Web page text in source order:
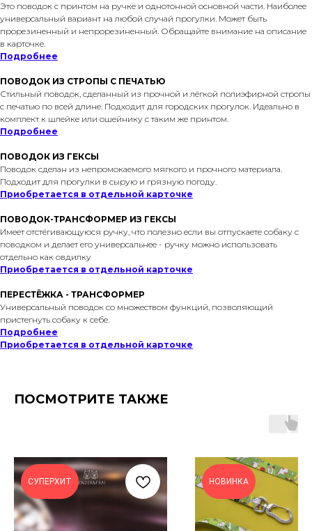
Это поводок с принтом на ручке и однотонной основной части. Наиболее
универсальный вариант на любой случай прогулки. Может быть
прорезиненный и непрорезиненный. Обращайте внимание на описание
в карточке.
Подробнее
ПОВОДОК ИЗ СТРОПЫ С ПЕЧАТЬЮ
Стильный поводок, сделанный из прочной и лёгкой полиэфирной стропы
с печатью по всей длине. Подходит для городских прогулок. Идеально в
комплект к шлейке или ошейнику с таким же принтом.
Подробнее
ПОВОДОК ИЗ ГЕКСЫ
Поводок сделан из непромокаемого мягкого и прочного материала.
Подходит для прогулки в сырую и грязную погоду.
Приобретается в отдельной карточке
ПОВОДОК-ТРАНСФОРМЕР ИЗ ГЕКСЫ
Имеет отстёгивающуюся ручку, что полезно если вы отпускаете собаку с
поводком и делает его универсальнее - ручку можно использовать
отдельно как овдилку
Приобретается в отдельной карточке
ПЕРЕСТЁЖКА - ТРАНСФОРМЕР
Универсальный поводок со множеством функций, позволяющий
пристегнуть собаку к себе.
Подробнее
Приобретается в отдельной карточке
ПОСМОТРИТЕ ТАКЖЕ
СУПЕРХИТ НОВИНКА